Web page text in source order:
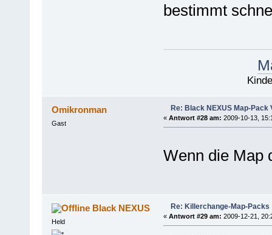
bestimmt
Omikronman
Gast
Re: Black NEXUS Map-Pack
« Antwort #28 am: 2009-10-13,
Wenn die Map
Black NEXUS
Held
Re: Killerchange-Map-Packs
« Antwort #29 am: 2009-12-21,